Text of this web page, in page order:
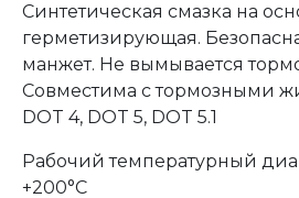
Синтетическая смазка на
герметизирующая.
манжет. Не вымывается
Совместима с тормозными
DOT 4, DOT 5, DOT 5.1
Рабочий температурный
+200°С